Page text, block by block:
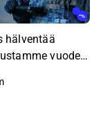
hälventää
vuoden